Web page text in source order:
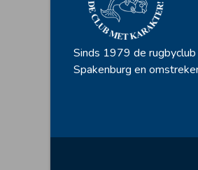
Sinds 1979 de rugbyclub
Spakenburg en